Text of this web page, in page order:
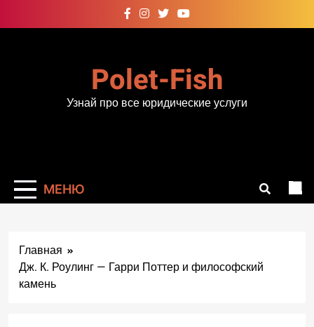
к
Polet-Fish
Узнай про все юридические услуги
МЕНЮ
Главная
Дж. К. Роулинг — Гарри Поттер и философский
камень